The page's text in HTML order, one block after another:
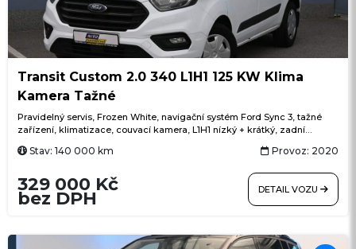
Transit Custom 2.0 340 L1H1 125 KW Klima
Kamera Tažné
Pravidelný servis, Frozen White, navigační systém Ford Sync 3, tažné
zařízení, klimatizace, couvací kamera, L1H1 nízký + krátký, zadní
tempomat, Bluetooth handsfree, USB, LED denní svícení, přisvěcování
dveře vpravo
Stav: 140 000 km Provoz: 2020
329 000 Kč
bez DPH DETAIL VOZU